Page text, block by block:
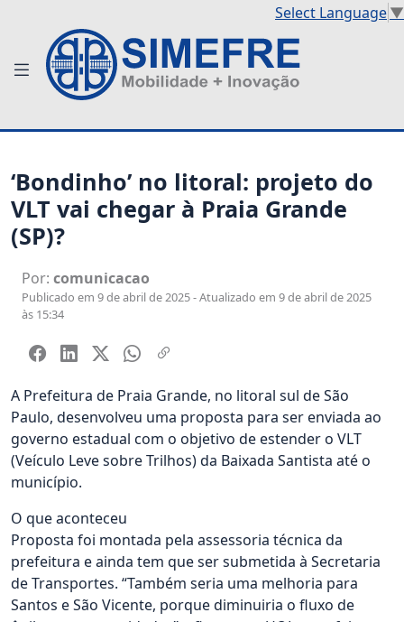
Select Language▼
‘Bondinho’ no litoral: projeto do
VLT vai chegar à Praia Grande
(SP)?
Por: comunicacao
Publicado em 9 de abril de 2025 - Atualizado em 9 de abril de 2025
às 15:34
A Prefeitura de Praia Grande, no litoral sul de São
Paulo, desenvolveu uma proposta para ser enviada ao
governo estadual com o objetivo de estender o VLT
(Veículo Leve sobre Trilhos) da Baixada Santista até o
município.
O que aconteceu
Proposta foi montada pela assessoria técnica da
prefeitura e ainda tem que ser submetida à Secretaria
de Transportes. “Também seria uma melhoria para
Santos e São Vicente, porque diminuiria o fluxo de